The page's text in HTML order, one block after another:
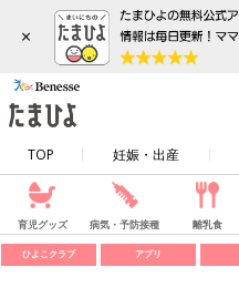
×
TOP 妊娠・出産
育児グッズ 病気・予防接種 離乳食
ひよこクラブ アプリ